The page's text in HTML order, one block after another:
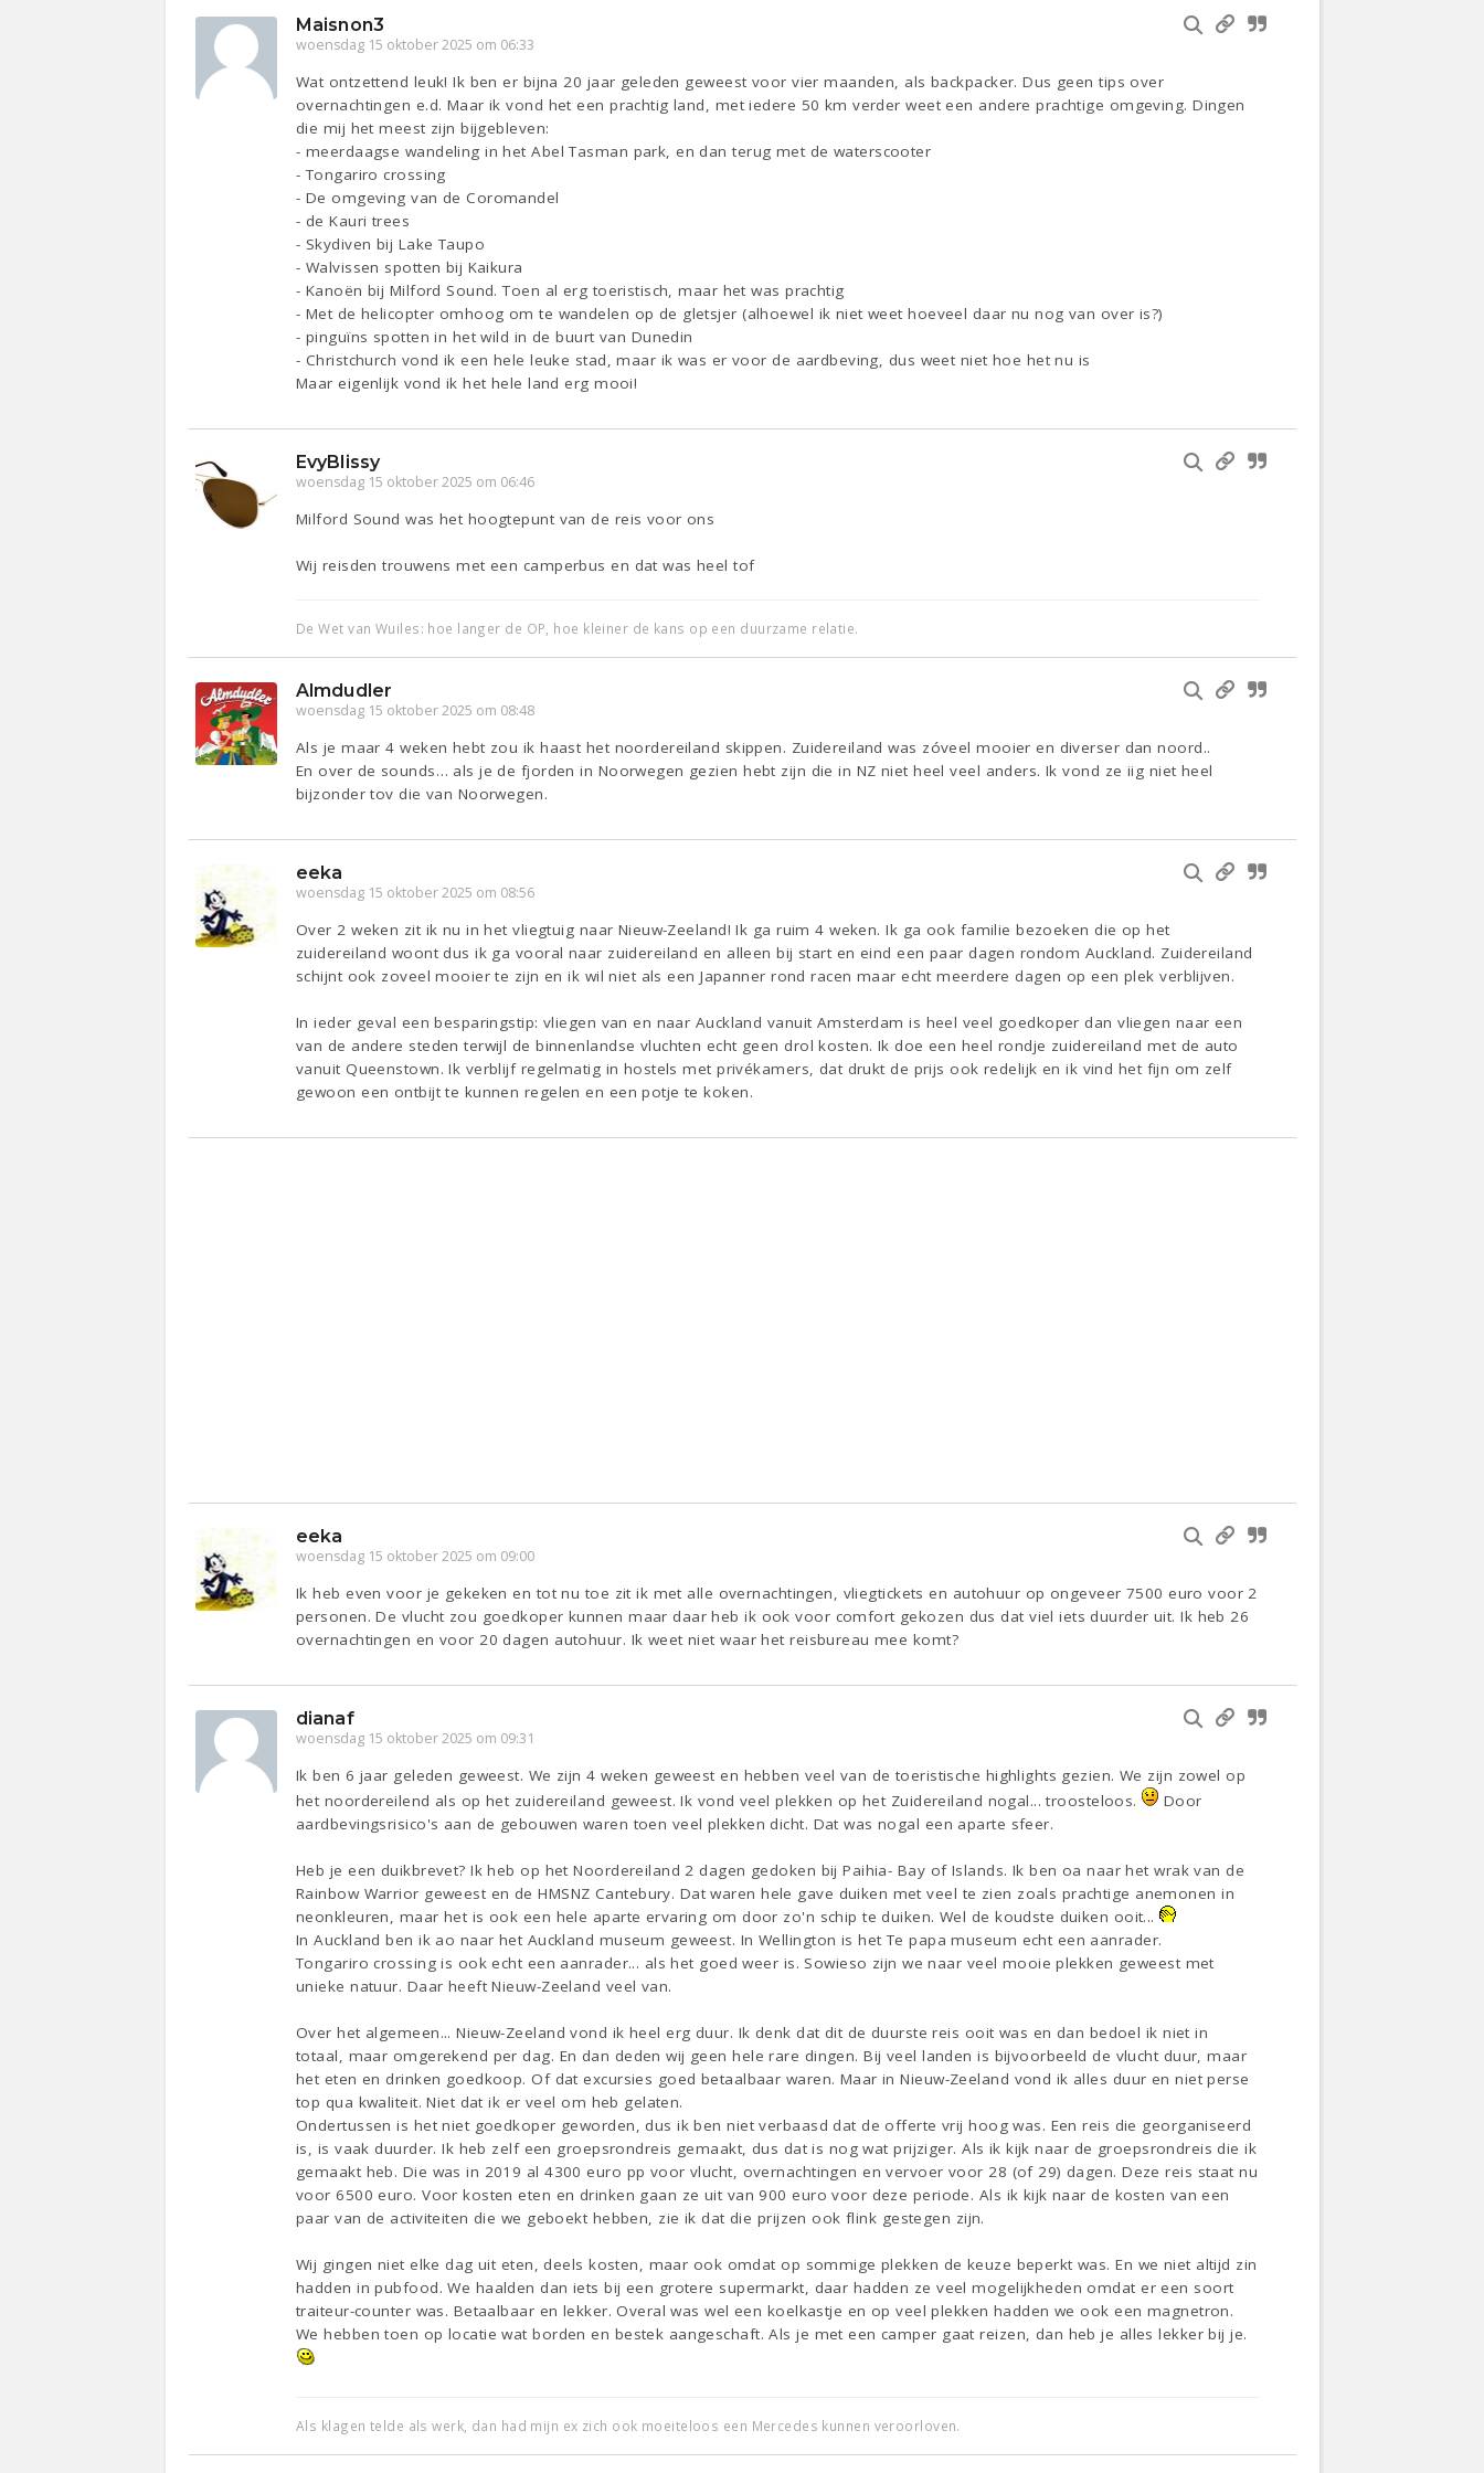
Maisnon3
woensdag 15 oktober 2025 om 06:33
Wat ontzettend leuk! Ik ben er bijna 20 jaar geleden geweest voor vier maanden, als backpacker. Dus geen tips over
overnachtingen e.d. Maar ik vond het een prachtig land, met iedere 50 km verder weet een andere prachtige omgeving. Dingen
die mij het meest zijn bijgebleven:
- meerdaagse wandeling in het Abel Tasman park, en dan terug met de waterscooter
- Tongariro crossing
- De omgeving van de Coromandel
- de Kauri trees
- Skydiven bij Lake Taupo
- Walvissen spotten bij Kaikura
- Kanoën bij Milford Sound. Toen al erg toeristisch, maar het was prachtig
- Met de helicopter omhoog om te wandelen op de gletsjer (alhoewel ik niet weet hoeveel daar nu nog van over is?)
- pinguïns spotten in het wild in de buurt van Dunedin
- Christchurch vond ik een hele leuke stad, maar ik was er voor de aardbeving, dus weet niet hoe het nu is
Maar eigenlijk vond ik het hele land erg mooi!
EvyBlissy
woensdag 15 oktober 2025 om 06:46
Milford Sound was het hoogtepunt van de reis voor ons
Wij reisden trouwens met een camperbus en dat was heel tof
De Wet van Wuiles: hoe langer de OP, hoe kleiner de kans op een duurzame relatie.
Almdudler
woensdag 15 oktober 2025 om 08:48
Als je maar 4 weken hebt zou ik haast het noordereiland skippen. Zuidereiland was zóveel mooier en diverser dan noord..
En over de sounds… als je de fjorden in Noorwegen gezien hebt zijn die in NZ niet heel veel anders. Ik vond ze iig niet heel
bijzonder tov die van Noorwegen.
eeka
woensdag 15 oktober 2025 om 08:56
Over 2 weken zit ik nu in het vliegtuig naar Nieuw-Zeeland! Ik ga ruim 4 weken. Ik ga ook familie bezoeken die op het
zuidereiland woont dus ik ga vooral naar zuidereiland en alleen bij start en eind een paar dagen rondom Auckland. Zuidereiland
schijnt ook zoveel mooier te zijn en ik wil niet als een Japanner rond racen maar echt meerdere dagen op een plek verblijven.
In ieder geval een besparingstip: vliegen van en naar Auckland vanuit Amsterdam is heel veel goedkoper dan vliegen naar een
van de andere steden terwijl de binnenlandse vluchten echt geen drol kosten. Ik doe een heel rondje zuidereiland met de auto
vanuit Queenstown. Ik verblijf regelmatig in hostels met privékamers, dat drukt de prijs ook redelijk en ik vind het fijn om zelf
gewoon een ontbijt te kunnen regelen en een potje te koken.
eeka
woensdag 15 oktober 2025 om 09:00
Ik heb even voor je gekeken en tot nu toe zit ik met alle overnachtingen, vliegtickets en autohuur op ongeveer 7500 euro voor 2
personen. De vlucht zou goedkoper kunnen maar daar heb ik ook voor comfort gekozen dus dat viel iets duurder uit. Ik heb 26
overnachtingen en voor 20 dagen autohuur. Ik weet niet waar het reisbureau mee komt?
dianaf
woensdag 15 oktober 2025 om 09:31
Ik ben 6 jaar geleden geweest. We zijn 4 weken geweest en hebben veel van de toeristische highlights gezien. We zijn zowel op
het noordereilend als op het zuidereiland geweest. Ik vond veel plekken op het Zuidereiland nogal... troosteloos.
Door
aardbevingsrisico's aan de gebouwen waren toen veel plekken dicht. Dat was nogal een aparte sfeer.
Heb je een duikbrevet? Ik heb op het Noordereiland 2 dagen gedoken bij Paihia- Bay of Islands. Ik ben oa naar het wrak van de
Rainbow Warrior geweest en de HMSNZ Cantebury. Dat waren hele gave duiken met veel te zien zoals prachtige anemonen in
neonkleuren, maar het is ook een hele aparte ervaring om door zo'n schip te duiken. Wel de koudste duiken ooit...
In Auckland ben ik ao naar het Auckland museum geweest. In Wellington is het Te papa museum echt een aanrader.
Tongariro crossing is ook echt een aanrader... als het goed weer is. Sowieso zijn we naar veel mooie plekken geweest met
unieke natuur. Daar heeft Nieuw-Zeeland veel van.
Over het algemeen... Nieuw-Zeeland vond ik heel erg duur. Ik denk dat dit de duurste reis ooit was en dan bedoel ik niet in
totaal, maar omgerekend per dag. En dan deden wij geen hele rare dingen. Bij veel landen is bijvoorbeeld de vlucht duur, maar
het eten en drinken goedkoop. Of dat excursies goed betaalbaar waren. Maar in Nieuw-Zeeland vond ik alles duur en niet perse
top qua kwaliteit. Niet dat ik er veel om heb gelaten.
Ondertussen is het niet goedkoper geworden, dus ik ben niet verbaasd dat de offerte vrij hoog was. Een reis die georganiseerd
is, is vaak duurder. Ik heb zelf een groepsrondreis gemaakt, dus dat is nog wat prijziger. Als ik kijk naar de groepsrondreis die ik
gemaakt heb. Die was in 2019 al 4300 euro pp voor vlucht, overnachtingen en vervoer voor 28 (of 29) dagen. Deze reis staat nu
voor 6500 euro. Voor kosten eten en drinken gaan ze uit van 900 euro voor deze periode. Als ik kijk naar de kosten van een
paar van de activiteiten die we geboekt hebben, zie ik dat die prijzen ook flink gestegen zijn.
Wij gingen niet elke dag uit eten, deels kosten, maar ook omdat op sommige plekken de keuze beperkt was. En we niet altijd zin
hadden in pubfood. We haalden dan iets bij een grotere supermarkt, daar hadden ze veel mogelijkheden omdat er een soort
traiteur-counter was. Betaalbaar en lekker. Overal was wel een koelkastje en op veel plekken hadden we ook een magnetron.
We hebben toen op locatie wat borden en bestek aangeschaft. Als je met een camper gaat reizen, dan heb je alles lekker bij je.
Als klagen telde als werk, dan had mijn ex zich ook moeiteloos een Mercedes kunnen veroorloven.